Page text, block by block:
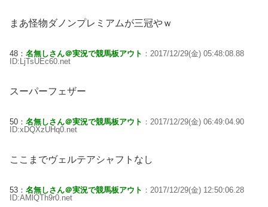
まあ怪物ダノンプレミアムが三冠やｗ
48： 名無しさん＠実況で競馬板アウト ：2017/12/29(金) 05:48:08.88
ID:LjTsUEc60.net
スーパーフェザー
50： 名無しさん＠実況で競馬板アウト ：2017/12/29(金) 06:49:04.90
ID:xDQXzUHq0.net
ここまでヴェルテアシャフトなし
53： 名無しさん＠実況で競馬板アウト ：2017/12/29(金) 12:50:06.28
ID:AMlQTh9r0.net